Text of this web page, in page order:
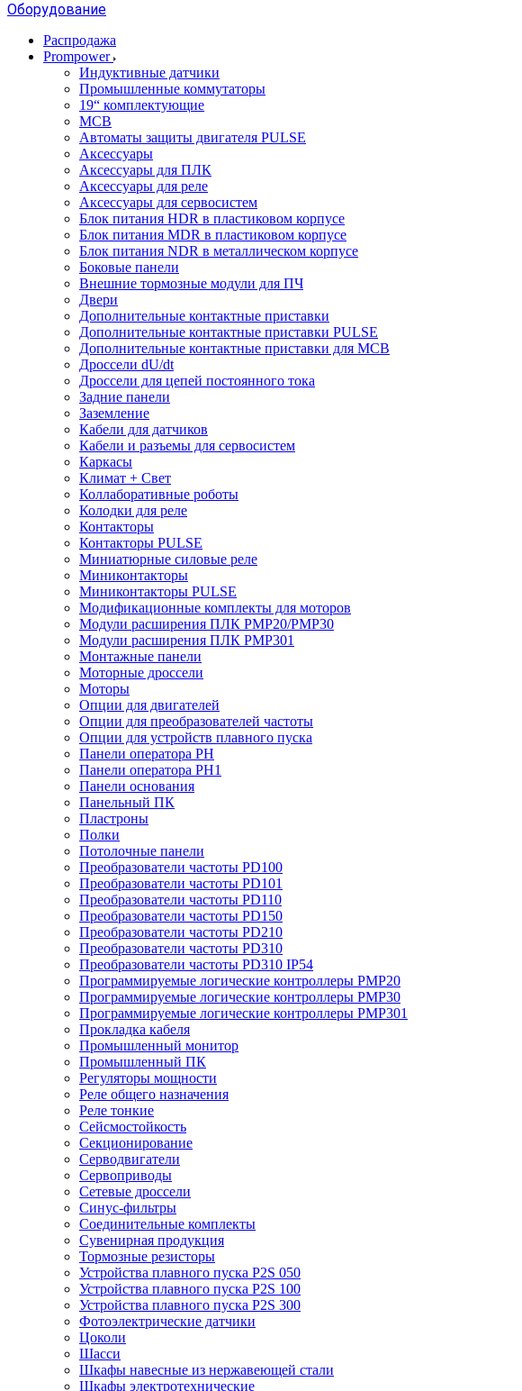
Оборудование
Распродажа
Prompower
Индуктивные датчики
Промышленные коммутаторы
19“ комплектующие
MCB
Автоматы защиты двигателя PULSE
Аксессуары
Аксессуары для ПЛК
Аксессуары для реле
Аксессуары для сервосистем
Блок питания HDR в пластиковом корпусе
Блок питания MDR в пластиковом корпусе
Блок питания NDR в металлическом корпусе
Боковые панели
Внешние тормозные модули для ПЧ
Двери
Дополнительные контактные приставки
Дополнительные контактные приставки PULSE
Дополнительные контактные приставки для MCB
Дроссели dU/dt
Дроссели для цепей постоянного тока
Задние панели
Заземление
Кабели для датчиков
Кабели и разъемы для сервосистем
Каркасы
Климат + Свет
Коллаборативные роботы
Колодки для реле
Контакторы
Контакторы PULSE
Миниатюрные силовые реле
Миниконтакторы
Миниконтакторы PULSE
Модификационные комплекты для моторов
Модули расширения ПЛК PMP20/PMP30
Модули расширения ПЛК PMP301
Монтажные панели
Моторные дроссели
Моторы
Опции для двигателей
Опции для преобразователей частоты
Опции для устройств плавного пуска
Панели оператора PH
Панели оператора PH1
Панели основания
Панельный ПК
Пластроны
Полки
Потолочные панели
Преобразователи частоты PD100
Преобразователи частоты PD101
Преобразователи частоты PD110
Преобразователи частоты PD150
Преобразователи частоты PD210
Преобразователи частоты PD310
Преобразователи частоты PD310 IP54
Программируемые логические контроллеры PMP20
Программируемые логические контроллеры PMP30
Программируемые логические контроллеры PMP301
Прокладка кабеля
Промышленный монитор
Промышленный ПК
Регуляторы мощности
Реле общего назначения
Реле тонкие
Сейсмостойкость
Секционирование
Серводвигатели
Сервоприводы
Сетевые дроссели
Синус-фильтры
Соединительные комплекты
Сувенирная продукция
Тормозные резисторы
Устройства плавного пуска P2S 050
Устройства плавного пуска P2S 100
Устройства плавного пуска P2S 300
Фотоэлектрические датчики
Цоколи
Шасси
Шкафы навесные из нержавеющей стали
Шкафы электротехнические